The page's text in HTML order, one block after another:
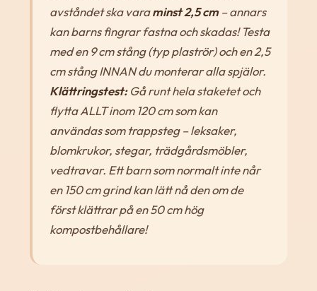
avståndet ska varaminst 2,5 cm– annars
kan barns fingrar fastna och skadas! Testa
med en 9 cm stång (typ plaströr) och en 2,5
cm stång INNAN du monterar alla spjälor.
Klättringstest:Gå runt hela staketet och
flytta ALLT inom 120 cm som kan
användas som trappsteg – leksaker,
blomkrukor, stegar, trädgårdsmöbler,
vedtravar. Ett barn som normalt inte når
en 150 cm grind kan lätt nå den om de
först klättrar på en 50 cm hög
kompostbehållare!